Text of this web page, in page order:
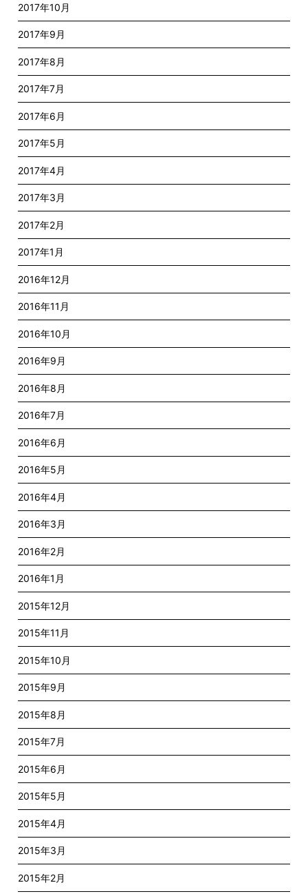
2017年10月
2017年9月
2017年8月
2017年7月
2017年6月
2017年5月
2017年4月
2017年3月
2017年2月
2017年1月
2016年12月
2016年11月
2016年10月
2016年9月
2016年8月
2016年7月
2016年6月
2016年5月
2016年4月
2016年3月
2016年2月
2016年1月
2015年12月
2015年11月
2015年10月
2015年9月
2015年8月
2015年7月
2015年6月
2015年5月
2015年4月
2015年3月
2015年2月